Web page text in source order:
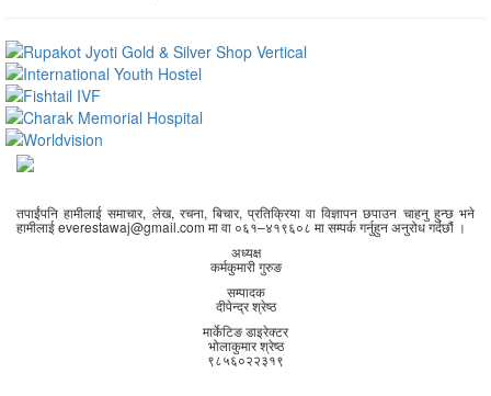
तपाईंपनि हामीलाई समाचार, लेख, रचना, बिचार, प्रतिक्रिया वा विज्ञापन छपाउन चाहनु हुन्छ भने
हामीलाई everestawaj@gmail.com मा वा ०६१–४१९६०८ मा सम्पर्क गर्नुहुन अनुरोध गर्दछौं ।
अध्यक्ष
कर्मकुमारी गुरुङ
सम्पादक
दीपेन्द्र श्रेष्ठ
मार्केटिङ डाइरेक्टर
भोलाकुमार श्रेष्ठ
९८५६०२२३१९